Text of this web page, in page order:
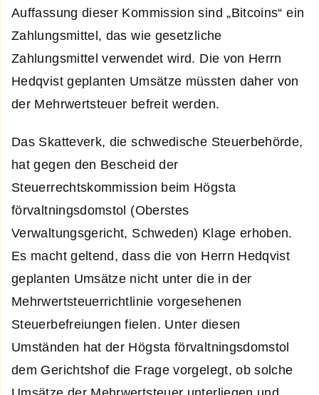
Auffassung dieser Kommission sind „Bitcoins“ ein
Zahlungsmittel, das wie gesetzliche
Zahlungsmittel verwendet wird. Die von Herrn
Hedqvist geplanten Umsätze müssten daher von
der Mehrwertsteuer befreit werden.
Das Skatteverk, die schwedische Steuerbehörde,
hat gegen den Bescheid der
Steuerrechtskommission beim Högsta
förvaltningsdomstol (Oberstes
Verwaltungsgericht, Schweden) Klage erhoben.
Es macht geltend, dass die von Herrn Hedqvist
geplanten Umsätze nicht unter die in der
Mehrwertsteuerrichtlinie vorgesehenen
Steuerbefreiungen fielen. Unter diesen
Umständen hat der Högsta förvaltningsdomstol
dem Gerichtshof die Frage vorgelegt, ob solche